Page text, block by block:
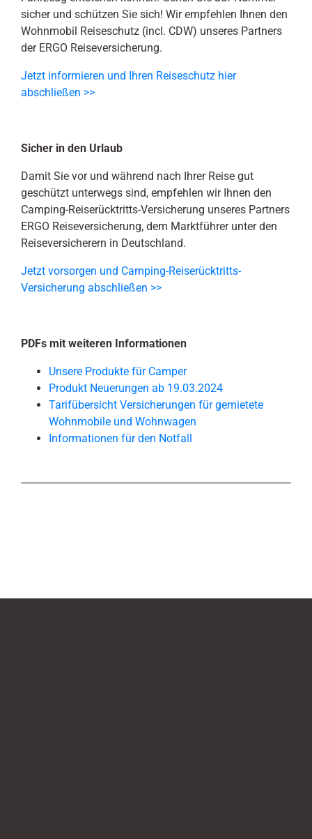
sicher und schützen Sie sich! Wir empfehlen Ihnen den
Wohnmobil Reiseschutz (incl. CDW) unseres Partners
der ERGO Reiseversicherung.
Jetzt informieren und Ihren Reiseschutz hier
abschließen >>
Sicher in den Urlaub
Damit Sie vor und während nach Ihrer Reise gut
geschützt unterwegs sind, empfehlen wir Ihnen den
Camping-Reiserücktritts-Versicherung unseres Partners
ERGO Reiseversicherung, dem Marktführer unter den
Reiseversicherern in Deutschland.
Jetzt vorsorgen und Camping-Reiserücktritts-
Versicherung abschließen >>
PDFs mit weiteren Informationen
Unsere Produkte für Camper
Produkt Neuerungen ab 19.03.2024
Tarifübersicht Versicherungen für gemietete
Wohnmobile und Wohnwagen
Informationen für den Notfall